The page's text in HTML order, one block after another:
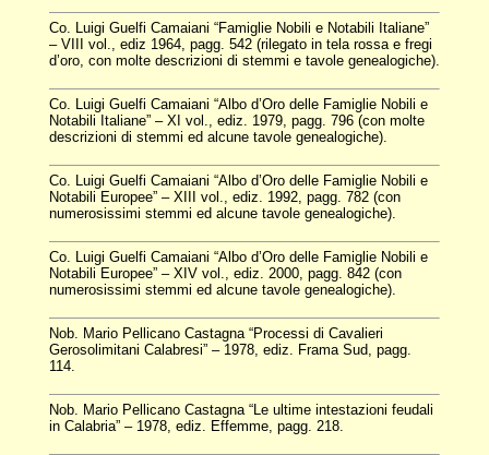
Co. Luigi Guelfi Camaiani “Famiglie Nobili e Notabili Italiane”
– VIII vol., ediz 1964, pagg. 542 (rilegato in tela rossa e fregi
d’oro, con molte descrizioni di stemmi e tavole genealogiche).
Co. Luigi Guelfi Camaiani “Albo d’Oro delle Famiglie Nobili e
Notabili Italiane” – XI vol., ediz. 1979, pagg. 796 (con molte
descrizioni di stemmi ed alcune tavole genealogiche).
Co. Luigi Guelfi Camaiani “Albo d’Oro delle Famiglie Nobili e
Notabili Europee” – XIII vol., ediz. 1992, pagg. 782 (con
numerosissimi stemmi ed alcune tavole genealogiche).
Co. Luigi Guelfi Camaiani “Albo d’Oro delle Famiglie Nobili e
Notabili Europee” – XIV vol., ediz. 2000, pagg. 842 (con
numerosissimi stemmi ed alcune tavole genealogiche).
Nob. Mario Pellicano Castagna “Processi di Cavalieri
Gerosolimitani Calabresi” – 1978, ediz. Frama Sud, pagg.
114.
Nob. Mario Pellicano Castagna “Le ultime intestazioni feudali
in Calabria” – 1978, ediz. Effemme, pagg. 218.